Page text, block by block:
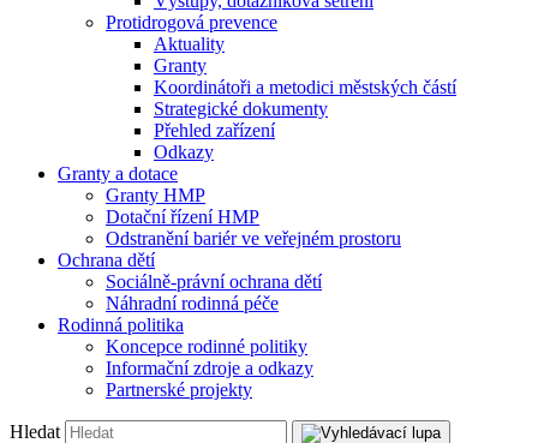
Protidrogová prevence
Aktuality
Granty
Koordinátoři a metodici městských částí
Strategické dokumenty
Přehled zařízení
Odkazy
Granty a dotace
Granty HMP
Dotační řízení HMP
Odstranění bariér ve veřejném prostoru
Ochrana dětí
Sociálně-právní ochrana dětí
Náhradní rodinná péče
Rodinná politika
Koncepce rodinné politiky
Informační zdroje a odkazy
Partnerské projekty
Hledat